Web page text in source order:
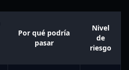
Por qué podría
pasar
Nivel
de
riesgo